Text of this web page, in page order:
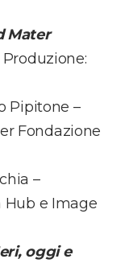
Mater
Pipitone –
Fondazione
–
Hub e Image
oggi e